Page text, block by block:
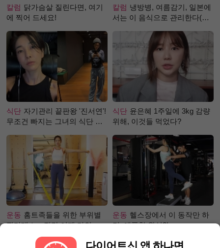
칼럼 닭가슴살 질린다면, 여기
에 찍어 드세요!
칼럼 냉방병, 여름감기, 일본에
서는 이 음식으로 관리한다(생
식단 자기관리 끝판왕 '진서연'!
무조건 빠지는 그녀의 식단 정
식단 윤은혜 1주일에 3kg 감량
위해, 이것들 먹었다?
운동 홈트족들을 위한 부위별
필라테스 – 직각 어깨 라인 만
운동 헬스장에서 이 동작만 하
면, 애플힙 완성?!